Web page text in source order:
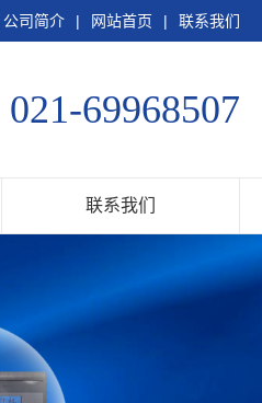
公司简介 | 网站首页 | 联系我们
021-69968507
联系我们